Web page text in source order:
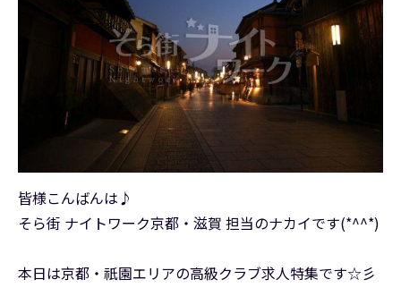
皆様こんばんは♪
そら街 ナイトワーク京都・滋賀 担当のナカイです(*^^*)
本日は京都・祇園エリアの高級クラブ求人特集です☆彡